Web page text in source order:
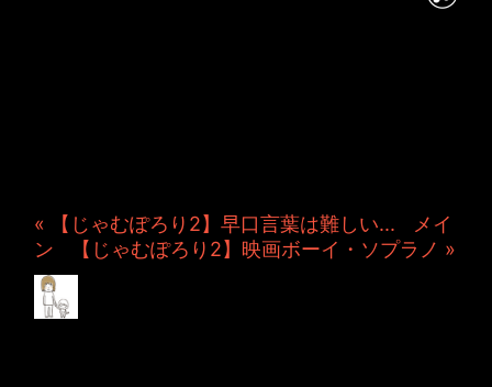
話。毎週公開しているアニメ
« 【じゃむぽろり2】早口言葉は難しい...
メイ
ン
【じゃむぽろり2】映画ボーイ・ソプラノ »